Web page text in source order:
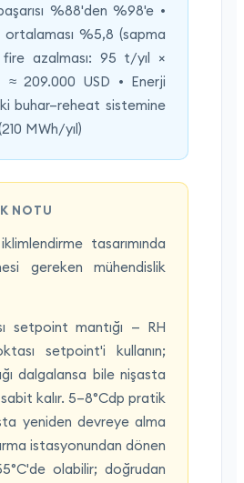
%88'den %98'e •
%5,8 (sapma
fire azalması: 95 t/yıl ×
209.000 USD • Enerji
buhar–reheat sistemine
MWh/yıl)
NOTU
tasarımında
gereken mühendislik
setpoint mantığı — RH
setpoint'i kullanın;
dalgalansa bile nişasta
kalır. 5–8°Cdp pratik
yeniden devreye alma
istasyonundan dönen
olabilir; doğrudan